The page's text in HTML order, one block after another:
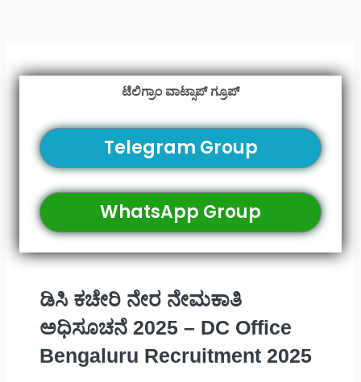
ಟೆಲಿಗ್ರಾಂ ವಾಟ್ಸಾಪ್ ಗ್ರೂಪ್
Telegram Group
WhatsApp Group
ಡಿಸಿ ಕಚೇರಿ ನೇರ ನೇಮಕಾತಿ
ಅಧಿಸೂಚನೆ 2025 – DC Office
Bengaluru Recruitment 2025